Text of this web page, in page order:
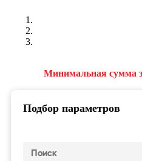
Минимальная сумма
Подбор параметров